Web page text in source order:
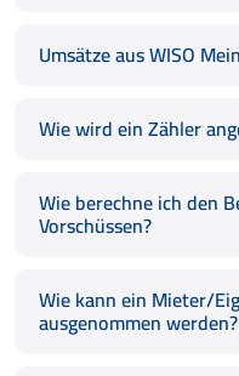
Umsätze aus WISO
Wie wird ein Zähler
Wie berechne ich den
Vorschüssen?
Wie kann ein Mieter/
ausgenommen werden?